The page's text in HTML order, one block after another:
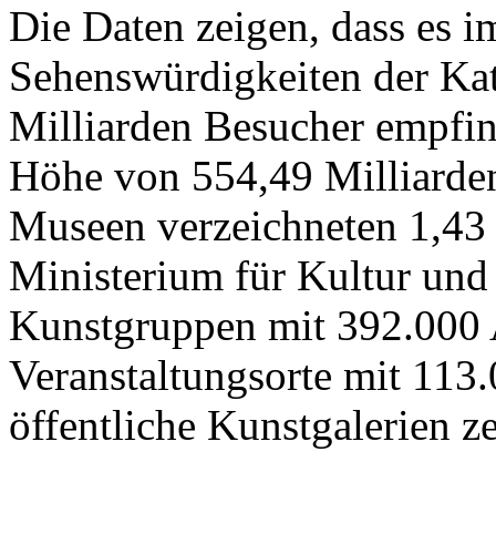
Die Daten zeigen, dass es
Sehenswürdigkeiten der
Milliarden Besucher
Höhe von 554,49
Museen verzeichneten
Ministerium für Kultur und
Kunstgruppen mit
Veranstaltungsorte mit
öffentliche Kunstgalerien